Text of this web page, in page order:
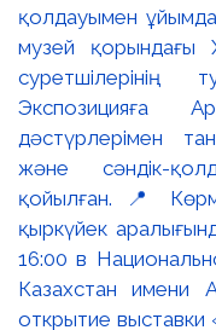
қолдауымен
музей қорындағы
суретшілерінің
Экспозицияға
дәстүрлерімен
және сәндік-
қойылған. 📍
қыркүйек
16:00 в
Казахстан имени
открытие выставки